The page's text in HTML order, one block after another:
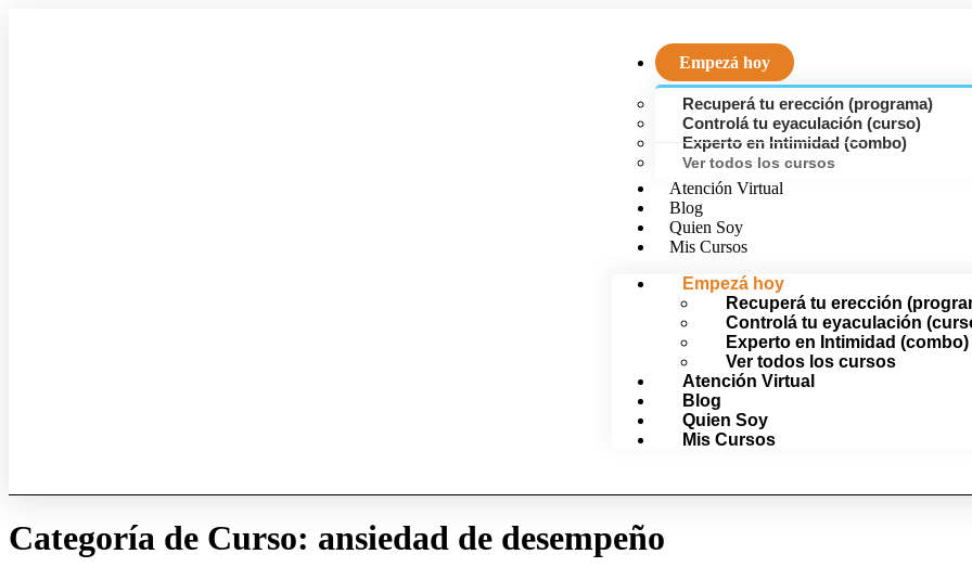
Empezá hoy
Recuperá tu erección (programa)
Controlá tu eyaculación (curso)
Experto en Intimidad (combo)
Ver todos los cursos
Atención Virtual
Blog
Quien Soy
Mis Cursos
Empezá hoy
Recuperá tu erección
Controlá tu eyaculación
Experto en Intimidad (combo)
Ver todos los cursos
Atención Virtual
Blog
Quien Soy
Mis Cursos
Categoría de Curso: ansiedad de desempeño